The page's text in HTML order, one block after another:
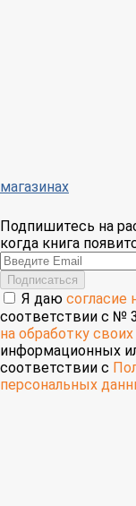
магазинах
Подпишитесь на
когда книга
Email
Подписаться
Я даю согласие
соответствии с №
на обработку
информационных
соответствии с
персональных